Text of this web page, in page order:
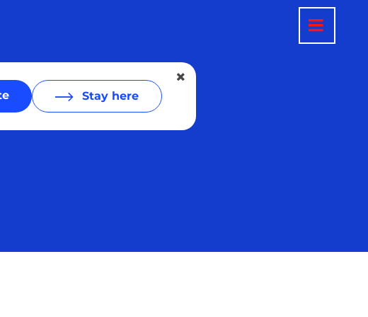
Stay here